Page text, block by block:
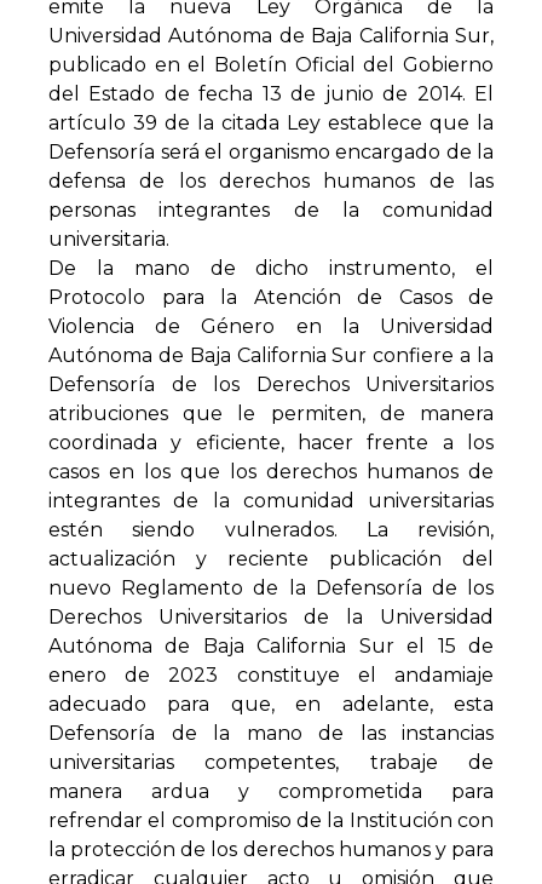
emite la nueva Ley Orgánica de la
Universidad Autónoma de Baja California Sur,
publicado en el Boletín Oficial del Gobierno
del Estado de fecha 13 de junio de 2014. El
artículo 39 de la citada Ley establece que la
Defensoría será el organismo encargado de la
defensa de los derechos humanos de las
personas integrantes de la comunidad
universitaria.
De la mano de dicho instrumento, el
Protocolo para la Atención de Casos de
Violencia de Género en la Universidad
Autónoma de Baja California Sur confiere a la
Defensoría de los Derechos Universitarios
atribuciones que le permiten, de manera
coordinada y eficiente, hacer frente a los
casos en los que los derechos humanos de
integrantes de la comunidad universitarias
estén siendo vulnerados. La revisión,
actualización y reciente publicación del
nuevo Reglamento de la Defensoría de los
Derechos Universitarios de la Universidad
Autónoma de Baja California Sur el 15 de
enero de 2023 constituye el andamiaje
adecuado para que, en adelante, esta
Defensoría de la mano de las instancias
universitarias competentes, trabaje de
manera ardua y comprometida para
refrendar el compromiso de la Institución con
la protección de los derechos humanos y para
erradicar cualquier acto u omisión que